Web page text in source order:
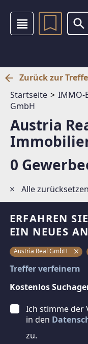
Zurück zur
Startseite
IMMO-
GmbH
Austria
0
Alle zurücksetzen
ERFAHREN
EIN NEUES
Austria Real GmbH
Treffer verfeinern
Kostenlos
Ich stimme der
in den
zu.